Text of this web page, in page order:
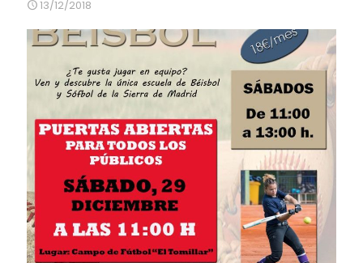
13/12/2018